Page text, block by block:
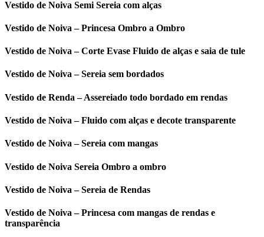
Vestido de Noiva Semi Sereia com alças
Vestido de Noiva – Princesa Ombro a Ombro
Vestido de Noiva – Corte Evase Fluido de alças e saia de tule
Vestido de Noiva – Sereia sem bordados
Vestido de Renda – Assereiado todo bordado em rendas
Vestido de Noiva – Fluido com alças e decote transparente
Vestido de Noiva – Sereia com mangas
Vestido de Noiva Sereia Ombro a ombro
Vestido de Noiva – Sereia de Rendas
Vestido de Noiva – Princesa com mangas de rendas e
transparência